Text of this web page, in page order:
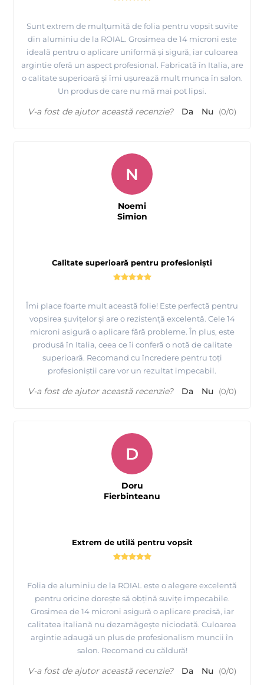
Sunt extrem de mulțumită de folia pentru vopsit suvite
din aluminiu de la ROIAL. Grosimea de 14 microni este
ideală pentru o aplicare uniformă și sigură, iar culoarea
argintie oferă un aspect profesional. Fabricată în Italia, are
o calitate superioară și îmi ușurează mult munca în salon.
Un produs de care nu mă mai pot lipsi.
V-a fost de ajutor această recenzie? Da Nu (0/0)
Calitate superioară pentru profesioniști
Îmi place foarte mult această folie! Este perfectă pentru
vopsirea șuvițelor și are o rezistență excelentă. Cele 14
microni asigură o aplicare fără probleme. În plus, este
produsă în Italia, ceea ce îi conferă o notă de calitate
superioară. Recomand cu încredere pentru toți
profesioniștii care vor un rezultat impecabil.
N
Noemi
Simion
V-a fost de ajutor această recenzie? Da Nu (0/0)
Extrem de utilă pentru vopsit
Folia de aluminiu de la ROIAL este o alegere excelentă
pentru oricine dorește să obțină suvițe impecabile.
Grosimea de 14 microni asigură o aplicare precisă, iar
calitatea italiană nu dezamăgește niciodată. Culoarea
argintie adaugă un plus de profesionalism muncii în
salon. Recomand cu căldură!
D
Doru
Fierbinteanu
V-a fost de ajutor această recenzie? Da Nu (0/0)